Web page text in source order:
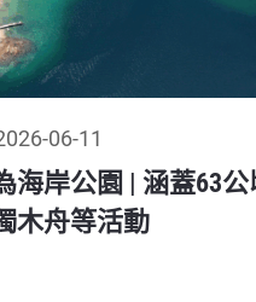
06-11
海岸公園 | 涵蓋63
木舟等活動